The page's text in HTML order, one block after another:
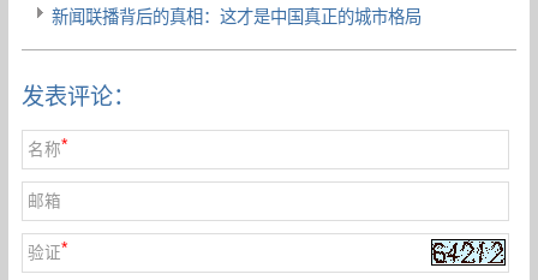
新闻联播背后的真相：这才是中国真正的城市格局
发表评论：
名称*
邮箱
验证*